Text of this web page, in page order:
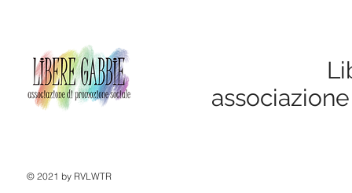
© 2021 by RVLWTR